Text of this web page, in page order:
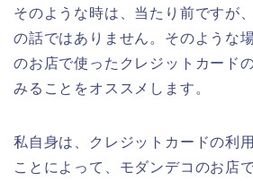
そのような時は、当たり前ですが
の話ではありません。そのような
のお店で使ったクレジットカード
みることをオススメします。
私自身は、クレジットカードの利
ことによって、モダンデコのお店